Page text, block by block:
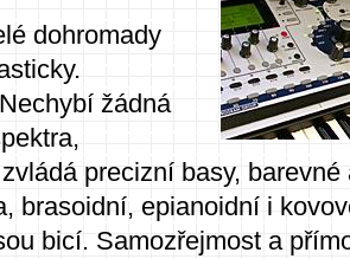
dohromady
žádná
precizní basy,
brasoidní, epianoidní i
bicí. Samozřejmost a